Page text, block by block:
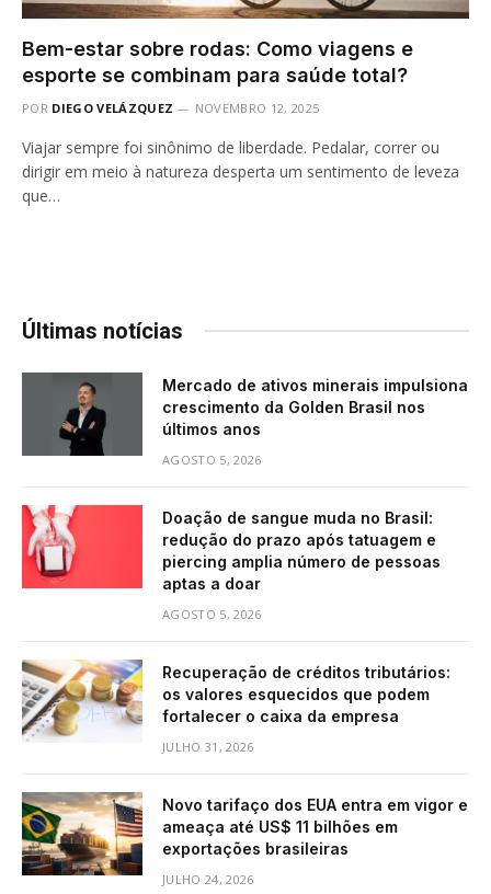
Bem-estar sobre rodas: Como viagens e
esporte se combinam para saúde total?
POR DIEGO VELÁZQUEZ NOVEMBRO 12, 2025
Viajar sempre foi sinônimo de liberdade. Pedalar, correr ou
dirigir em meio à natureza desperta um sentimento de leveza
que…
Últimas notícias
Mercado de ativos minerais impulsiona
crescimento da Golden Brasil nos
últimos anos
AGOSTO 5, 2026
Doação de sangue muda no Brasil:
redução do prazo após tatuagem e
piercing amplia número de pessoas
aptas a doar
AGOSTO 5, 2026
Recuperação de créditos tributários:
os valores esquecidos que podem
fortalecer o caixa da empresa
JULHO 31, 2026
Novo tarifaço dos EUA entra em vigor e
ameaça até US$ 11 bilhões em
exportações brasileiras
JULHO 24, 2026